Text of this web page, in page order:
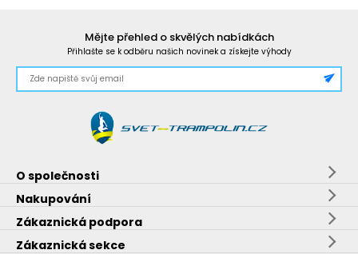
Mějte přehled o skvělých nabídkách
Přihlašte se k odběru našich novinek a získejte výhody
O společnosti
Nakupování
Zákaznická podpora
Zákaznická sekce